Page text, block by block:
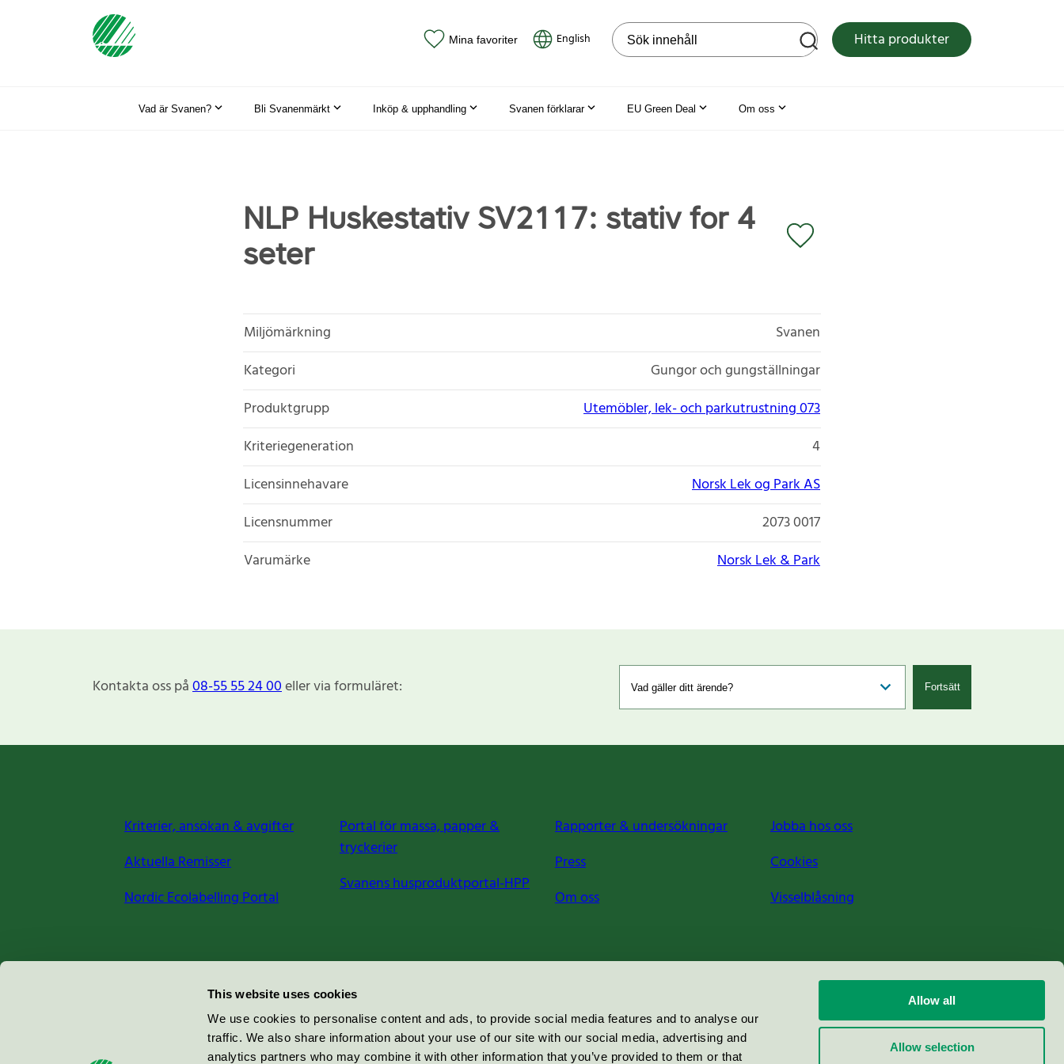
This website uses cookies
We use cookies to personalise content and ads, to provide social media features and to analyse our
traffic. We also share information about your use of our site with our social media, advertising and
analytics partners who may combine it with other information that you’ve provided to them or that
Allow all
Allow selection
Mina favoriter English Sök på webbplatsen Hitta produkter
Vad är Svanen? Bli Svanenmärkt Inköp & upphandling Svanen förklarar EU Green Deal Om oss
NLP Huskestativ SV2117: stativ for 4
seter
Miljömärkning
Svanen
Kategori
Gungor och gungställningar
Produktgrupp
Utemöbler, lek- och parkutrustning 073
Kriteriegeneration
4
Licensinnehavare
Norsk Lek og Park AS
Licensnummer
2073 0017
Varumärke
Norsk Lek & Park
Kontakta oss på08-55 55 24 00eller via formuläret: Fortsätt
Kriterier, ansökan & avgifter
Aktuella Remisser
Nordic Ecolabelling Portal
Portal för massa, papper &
tryckerier
Svanens husproduktportal-HPP
Rapporter & undersökningar
Press
Om oss
Jobba hos oss
Cookies
Visselblåsning
Miljömärkning Sverige AB
100 64